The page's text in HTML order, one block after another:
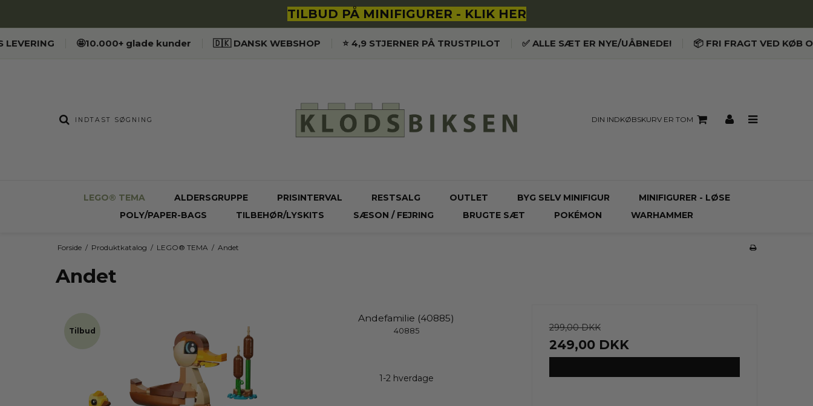
TILBUD PÅ MINIFIGURER - KLIK HER
LEVERING 🤩10.000+ glade kunder 🇩🇰 DANSK WEBSHOP ⭐️ 4,9 STJERNER PÅ TRUSTPILOT ✅ ALLE SÆT ER NYE/UÅBNEDE! 📦 FRI FRAGT VED KØB
DIN INDKØBSKURV ER TOM
LEGO® TEMA ALDERSGRUPPE PRISINTERVAL RESTSALG OUTLET BYG SELV MINIFIGUR
MINIFIGURER - LØSE
POLY/PAPER-BAGS
TILBEHØR/LYSKITS SÆSON / FEJRING BRUGTE SÆT POKÉMON WARHAMMER
Forside / Produktkatalog / LEGO® TEMA / Andet
Andet
Tilbud
Andefamilie (40885)
40885
1-2 hverdage
299,00 DKK
249,00 DKK